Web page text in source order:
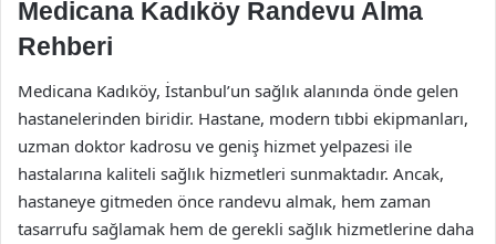
Medicana Kadıköy Randevu Alma
Rehberi
Medicana Kadıköy, İstanbul’un sağlık alanında önde gelen
hastanelerinden biridir. Hastane, modern tıbbi ekipmanları,
uzman doktor kadrosu ve geniş hizmet yelpazesi ile
hastalarına kaliteli sağlık hizmetleri sunmaktadır. Ancak,
hastaneye gitmeden önce randevu almak, hem zaman
tasarrufu sağlamak hem de gerekli sağlık hizmetlerine daha